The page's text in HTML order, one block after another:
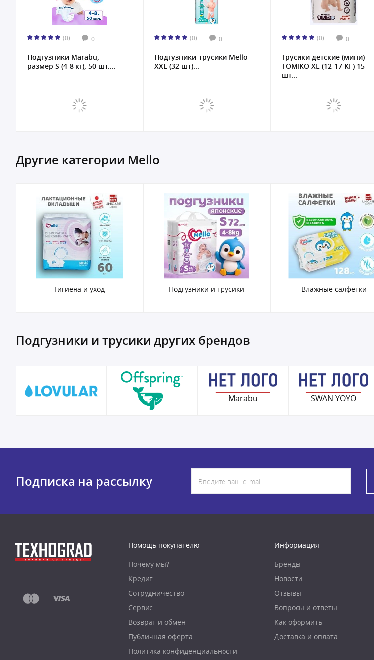
(0) 0
Подгузники Marabu,
размер S (4-8 кг), 50 шт....
(0) 0
Подгузники-трусики Mello
XXL (32 шт)...
(0) 0
Трусики детские (мини)
TOMIKO ХL (12-17 КГ) 15
шт...
Другие категории Mello
Гигиена и уход Подгузники и трусики Влажные салфетки
Подгузники и трусики других брендов
Marabu SWAN YOYO
Подписка на рассылку
Помощь покупателю
Почему мы?
Кредит
Сотрудничество
Сервис
Возврат и обмен
Публичная оферта
Политика конфиденциальности
Информация
Бренды
Новости
Отзывы
Вопросы и ответы
Как оформить
Доставка и оплата